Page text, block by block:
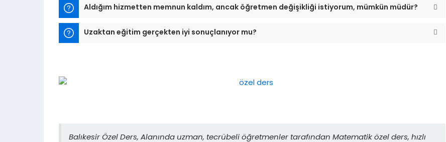
Aldığım hizmetten memnun kaldım, ancak öğretmen değişikliği istiyorum, mümkün müdür?
Uzaktan eğitim gerçekten iyi sonuçlanıyor mu?
Balıkesir Özel Ders, Alanında uzman, tecrübeli öğretmenler tarafından Matematik özel ders, hızlı